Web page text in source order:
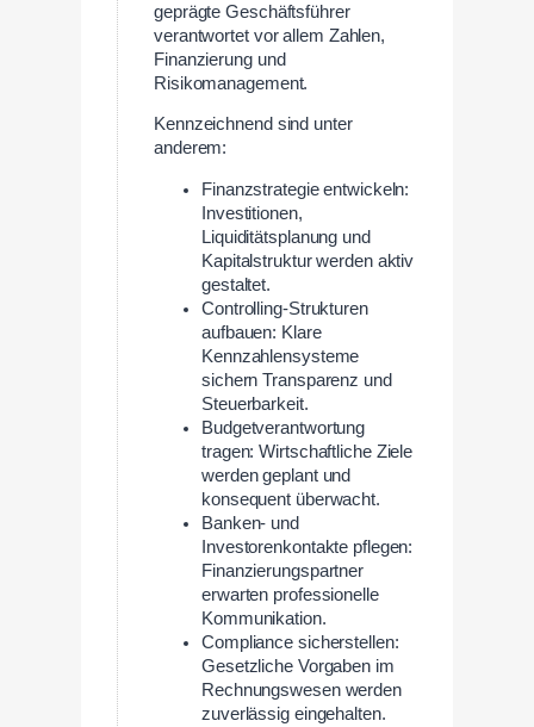
geprägte Geschäftsführer
verantwortet vor allem Zahlen,
Finanzierung und
Risikomanagement.
Kennzeichnend sind unter
anderem:
Finanzstrategie entwickeln:
Investitionen,
Liquiditätsplanung und
Kapitalstruktur werden aktiv
gestaltet.
Controlling-Strukturen
aufbauen: Klare
Kennzahlensysteme
sichern Transparenz und
Steuerbarkeit.
Budgetverantwortung
tragen: Wirtschaftliche Ziele
werden geplant und
konsequent überwacht.
Banken- und
Investorenkontakte pflegen:
Finanzierungspartner
erwarten professionelle
Kommunikation.
Compliance sicherstellen:
Gesetzliche Vorgaben im
Rechnungswesen werden
zuverlässig eingehalten.